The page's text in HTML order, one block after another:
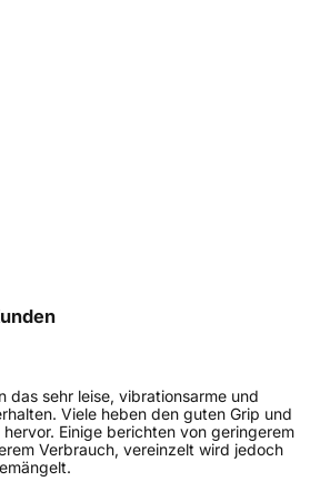
das sehr leise, vibrationsarme und
Viele heben den guten Grip und
Einige berichten von geringerem
Verbrauch, vereinzelt wird jedoch